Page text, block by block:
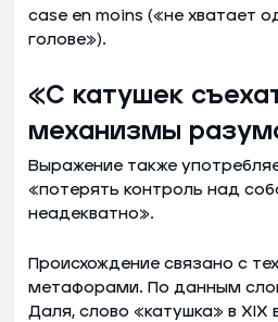
case en moins («не хватает
голове»).
«С катушек
механизмы
Выражение также
«потерять контроль над
неадекватно».
Происхождение связано с
метафорами. По данным
Даля, слово «катушка» в XIX